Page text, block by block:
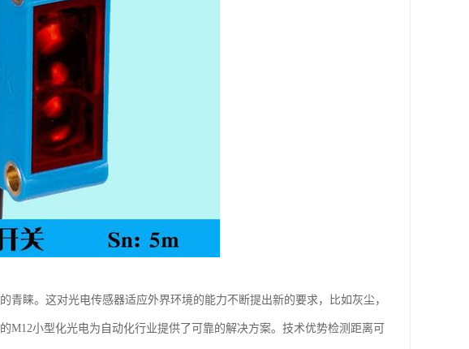
睐。这对光电传感器适应外界环境的能力不断提出新的要求，比如灰尘，
M12小型化光电为自动化行业提供了可靠的解决方案。技术优势检测距离可